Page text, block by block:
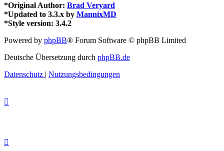
*Original Author: Brad Veryard
*Updated to 3.3.x by MannixMD
*Style version: 3.4.2
Powered by phpBB® Forum Software © phpBB Limited
Deutsche Übersetzung durch phpBB.de
Datenschutz | Nutzungsbedingungen